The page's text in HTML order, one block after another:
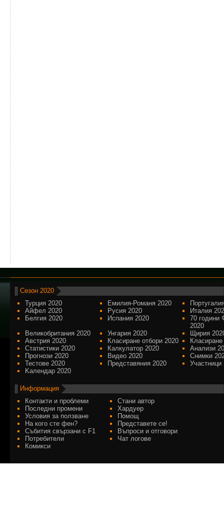
Сезон 2020
Турция 2020
Емилия-Романя 2020
Айфел 2020
Русия 2020
Италия
Белгия 2020
Испания 2020
70 години
2020
Великобритания 2020
Унгария 2020
Щирия
Австрия 2020
Класиране отбори 2020
Статистики 2020
Калкулатор 2020
Анализи
Прогнози 2020
Видео 2020
Снимки
Тестове 2020
Представяния 2020
Участници
Kалендар 2020
Информация
Контакти и проблеми
Стани автор
Последни промени
Хардуер
Условия за ползване
Помощ
На кого сте фен?
Представете се!
Събития свързани с F1
Въпроси и отговори
Потребители
Чат логове
Комикси